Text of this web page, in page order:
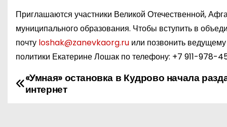
Приглашаются участники Великой Отечественной,
муниципального образования. Чтобы вступить в
почту loshak@zanevkaorg.ru или позвонить
политики Екатерине Лошак по телефону: +7 911-978-
Н«Умная» остановка в Кудрово начала
интернет